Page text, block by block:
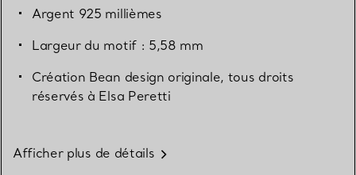
Argent 925 millièmes
Largeur du motif : 5,58 mm
Création Bean design originale, tous droits
réservés à Elsa Peretti
Afficher plus de détails